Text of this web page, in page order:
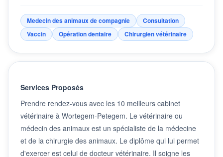
Medecin des animaux de compagnie
Consultation
Vaccin
Opération dentaire Chirurgien vétérinaire
Services Proposés
Prendre rendez-vous avec les 10 meilleurs cabinet
vétérinaire à Wortegem-Petegem. Le vétérinaire ou
médecin des animaux est un spécialiste de la médecine
et de la chirurgie des animaux. Le diplôme qui lui permet
d'exercer est celui de docteur vétérinaire. Il soigne les